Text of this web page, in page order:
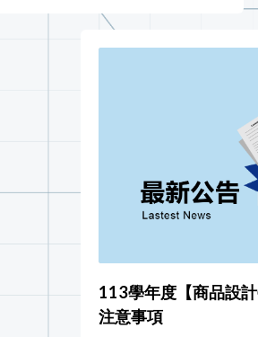
113學年度【商品設
注意事項